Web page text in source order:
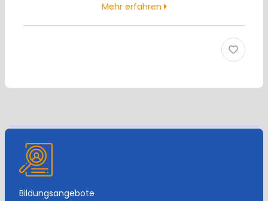
Mehr erfahren
Bildungsangebote